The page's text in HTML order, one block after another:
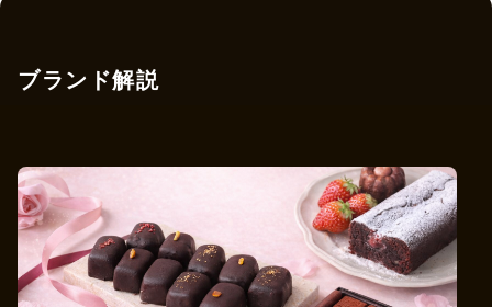
ブランド解説